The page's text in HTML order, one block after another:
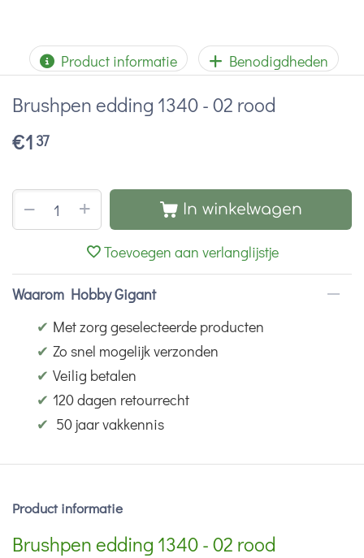
Product informatie Benodigdheden
Brushpen edding 1340 - 02 rood
€1 37
+
− In winkelwagen
Toevoegen aan verlanglijstje
Waarom Hobby Gigant
✔ Met zorg geselecteerde producten
✔ Zo snel mogelijk verzonden
✔ Veilig betalen
✔ 120 dagen retourrecht
✔ 50 jaar vakkennis
Product informatie
Brushpen edding 1340 - 02 rood